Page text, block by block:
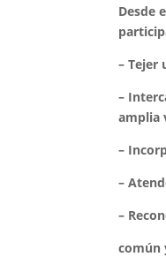
Desde
– Tejer
–
amplia
–
–
–
común